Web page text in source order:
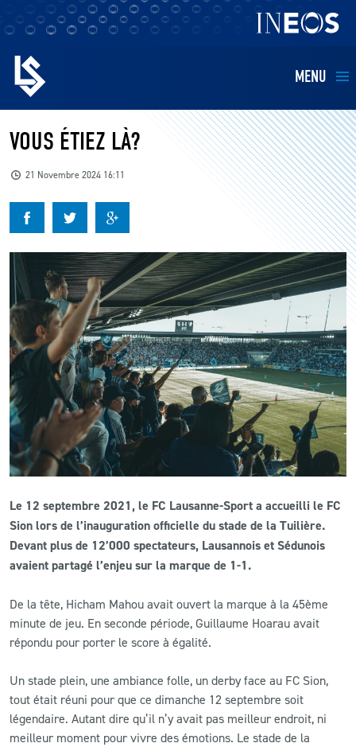
MENU
EQUIPES
BILLETTERIE
FANS
KIDS
BUSINESS
RESTAURATION
CLUB
CONTACT
ACTUALITÉS
LS E-SHOP
L’APP DU LS
MATCH DES CELEBRITES
PRESSE ET MEDIAS
VOUS ÉTIEZ LÀ?
21 Novembre 2024 16:11
Le 12 septembre 2021, le FC Lausanne-Sport a accueilli le FC
Sion lors de l’inauguration officielle du stade de la Tuilière.
Devant plus de 12’000 spectateurs, Lausannois et Sédunois
avaient partagé l’enjeu sur la marque de 1-1.
De la tête, Hicham Mahou avait ouvert la marque à la 45ème
minute de jeu. En seconde période, Guillaume Hoarau avait
répondu pour porter le score à égalité.
Un stade plein, une ambiance folle, un derby face au FC Sion,
tout était réuni pour que ce dimanche 12 septembre soit
légendaire. Autant dire qu’il n’y avait pas meilleur endroit, ni
meilleur moment pour vivre des émotions. Le stade de la